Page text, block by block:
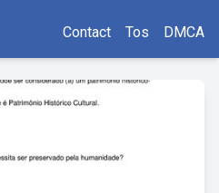
Contact Tos DMCA